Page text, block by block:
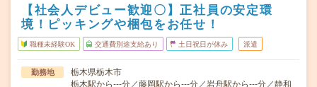
【社会人デビュー歓迎〇】正社員の安定環
境！ピッキングや梱包をお任せ！
職種未経験OK 交通費別途支給あり 土日祝日が休み 派遣
勤務地
栃木県栃木市
栃木駅から---分／藤岡駅から---分／岩舟駅から---分／静和